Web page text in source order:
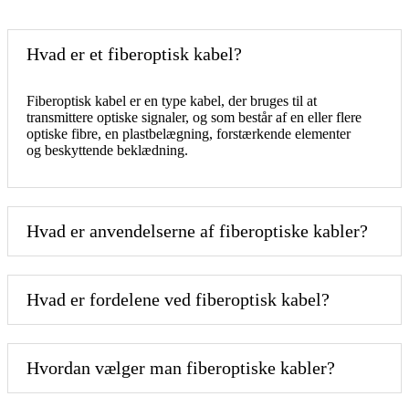
Hvad er et fiberoptisk kabel?
Fiberoptisk kabel er en type kabel, der bruges til at
transmittere optiske signaler, og som består af en eller flere
optiske fibre, en plastbelægning, forstærkende elementer
og beskyttende beklædning.
Hvad er anvendelserne af fiberoptiske kabler?
Hvad er fordelene ved fiberoptisk kabel?
Hvordan vælger man fiberoptiske kabler?